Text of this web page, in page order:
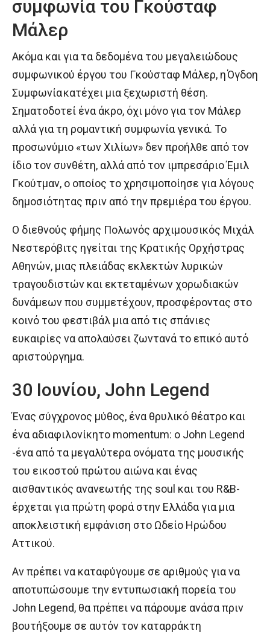
συμφωνία του Γκούσταφ
Μάλερ
Ακόμα και για τα δεδομένα του μεγαλειώδους
συμφωνικού έργου του Γκούσταφ Μάλερ, η Όγδοη
Συμφωνία κατέχει μια ξεχωριστή θέση.
Σηματοδοτεί ένα άκρο, όχι μόνο για τον Μάλερ
αλλά για τη ρομαντική συμφωνία γενικά. Το
προσωνύμιο «των Χιλίων» δεν προήλθε από τον
ίδιο τον συνθέτη, αλλά από τον ιμπρεσάριο Έμιλ
Γκούτμαν, ο οποίος το χρησιμοποίησε για λόγους
δημοσιότητας πριν από την πρεμιέρα του έργου.
Ο διεθνούς φήμης Πολωνός αρχιμουσικός Μιχάλ
Νεστερόβιτς ηγείται της Κρατικής Ορχήστρας
Αθηνών, μιας πλειάδας εκλεκτών λυρικών
τραγουδιστών και εκτεταμένων χορωδιακών
δυνάμεων που συμμετέχουν, προσφέροντας στο
κοινό του φεστιβάλ μια από τις σπάνιες
ευκαιρίες να απολαύσει ζωντανά το επικό αυτό
αριστούργημα.
30 Ιουνίου, John Legend
Ένας σύγχρονος μύθος, ένα θρυλικό θέατρο και
ένα αδιαφιλονίκητο momentum: o John Legend
-ένα από τα μεγαλύτερα ονόματα της μουσικής
του εικοστού πρώτου αιώνα και ένας
αισθαντικός ανανεωτής της soul και του R&B-
έρχεται για πρώτη φορά στην Ελλάδα για μια
αποκλειστική εμφάνιση στο Ωδείο Ηρώδου
Αττικού.
Αν πρέπει να καταφύγουμε σε αριθμούς για να
αποτυπώσουμε την εντυπωσιακή πορεία του
John Legend, θα πρέπει να πάρουμε ανάσα πριν
βουτήξουμε σε αυτόν τον καταρράκτη